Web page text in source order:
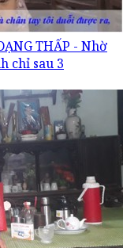
THẤP - Nhờ
chỉ sau 3